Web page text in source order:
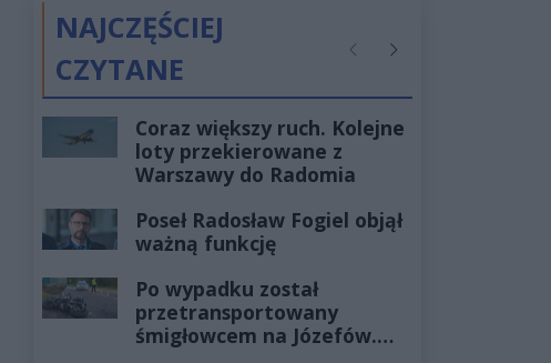
NAJCZĘŚCIEJ
CZYTANE
PoprzednieNastępne
Coraz większy ruch. Kolejne
loty przekierowane z
Warszawy do Radomia
Poseł Radosław Fogiel objął
ważną funkcję
Po wypadku został
przetransportowany
śmigłowcem na Józefów.